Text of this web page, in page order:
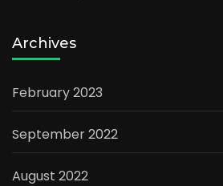
Archives
February 2023
September 2022
August 2022